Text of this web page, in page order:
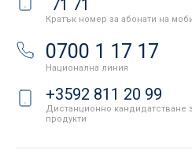
71 71
Кратък номер за абонати на
0700 1 17 17
Национална линия
+3592 811 20 99
Дистанционно кандидатстване
продукти